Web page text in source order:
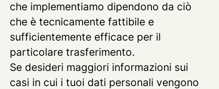
che implementiamo dipendono da ciò
che è tecnicamente fattibile e
sufficientemente efficace per il
particolare trasferimento.
Se desideri maggiori informazioni sui
casi in cui i tuoi dati personali vengono